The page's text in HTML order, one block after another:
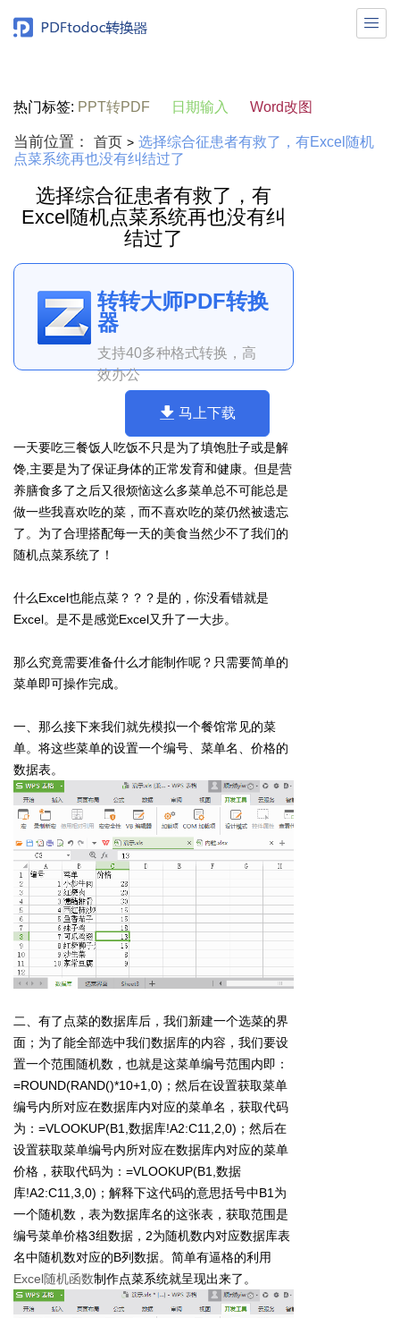

热门标签: PPT转PDF 日期输入 Word改图
当前位置： 首页 > 选择综合征患者有救了，有Excel随机
点菜系统再也没有纠结过了
选择综合征患者有救了，有
Excel随机点菜系统再也没有纠
结过了
转转大师PDF转换
器
支持40多种格式转换，高
效办公
马上下载
一天要吃三餐饭人吃饭不只是为了填饱肚子或是解
馋,主要是为了保证身体的正常发育和健康。但是营
养膳食多了之后又很烦恼这么多菜单总不可能总是
做一些我喜欢吃的菜，而不喜欢吃的菜仍然被遗忘
了。为了合理搭配每一天的美食当然少不了我们的
随机点菜系统了！
什么Excel也能点菜？？？是的，你没看错就是
Excel。是不是感觉Excel又升了一大步。
那么究竟需要准备什么才能制作呢？只需要简单的
菜单即可操作完成。
一、那么接下来我们就先模拟一个餐馆常见的菜
单。将这些菜单的设置一个编号、菜单名、价格的
数据表。
二、有了点菜的数据库后，我们新建一个选菜的界
面；为了能全部选中我们数据库的内容，我们要设
置一个范围随机数，也就是这菜单编号范围内即：
=ROUND(RAND()*10+1,0)；然后在设置获取菜单
编号内所对应在数据库内对应的菜单名，获取代码
为：=VLOOKUP(B1,数据库!A2:C11,2,0)； 然后在
设置获取菜单编号内所对应在数据库内对应的菜单
价格，获取代码为： =VLOOKUP(B1,数据
库!A2:C11,3,0)；解释下这代码的意思括号中B1为
一个随机数，表为数据库名的这张表，获取范围是
编号菜单价格3组数据，2为随机数内对应数据库表
名中随机数对应的B列数据。简单有逼格的利用
Excel随机函数制作点菜系统就呈现出来了。